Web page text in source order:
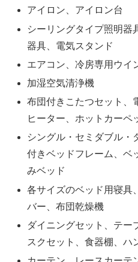
アイロン、アイロン台
シーリングタイプ照明器
器具、電気スタンド
エアコン、冷房専用ウイ
加湿空気清浄機
布団付きこたつセット、
ヒーター、ホットカーペ
シングル・セミダブル・
付きベッドフレーム、ベ
みベッド
各サイズのベッド用寝具
バー、布団乾燥機
ダイニングセット、テー
スクセット、食器棚、ハ